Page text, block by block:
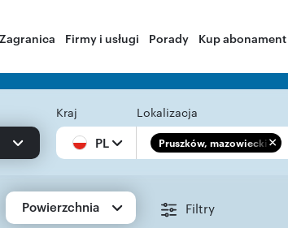
Zagranica Firmy i usługi Porady Kup abonament
Kraj
PL
Lokalizacja
Pruszków, mazowieckie
Powierzchnia Filtry